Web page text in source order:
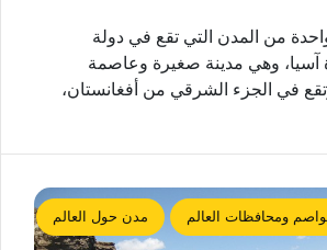
من المدن التي تقع في دولة
آسيا، وهي مدينة صغيرة وعاصمة
في الجزء الشرقي من أفغانستان،
ومحافظات العالم مدن حول العالم